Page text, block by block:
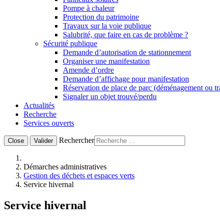
Pompe à chaleur
Protection du patrimoine
Travaux sur la voie publique
Salubrité, que faire en cas de problème ?
Sécurité publique
Demande d’autorisation de stationnement
Organiser une manifestation
Amende d’ordre
Demande d’affichage pour manifestation
Réservation de place de parc (déménagement ou
Signaler un objet trouvé/perdu
Actualités
Recherche
Services ouverts
Close Valider Rechercher
Démarches administratives
Gestion des déchets et espaces verts
Service hivernal
Service hivernal